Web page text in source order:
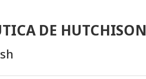
DE HUTCHISON